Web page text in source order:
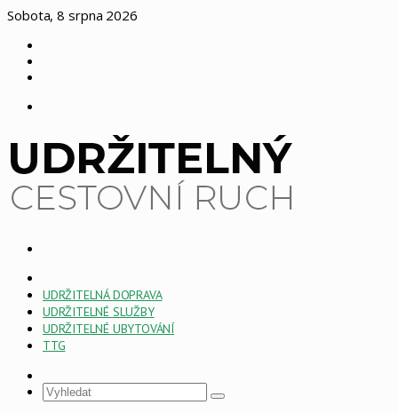
Sobota, 8 srpna 2026
PAGE
ESG
UDRŽITELNÁ DOPRAVA
UDRŽITELNÉ SLUŽBY
UDRŽITELNÉ UBYTOVÁNÍ
TTG
Vyhledat